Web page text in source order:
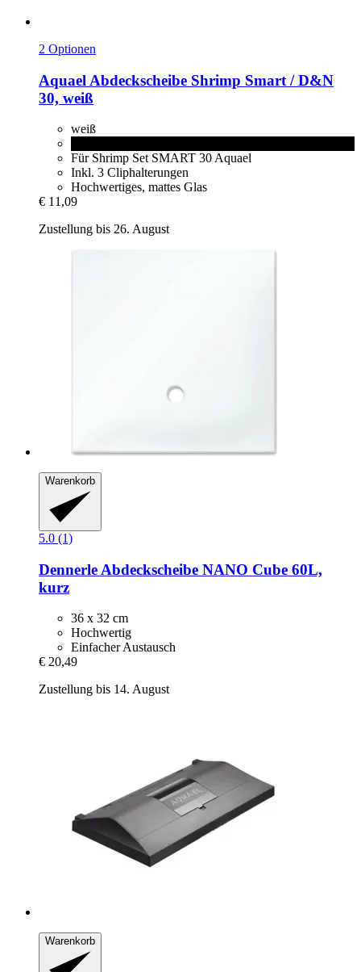
2 Optionen
Aquael Abdeckscheibe Shrimp Smart / D&N
30, weiß
weiß
Für Shrimp Set SMART 30 Aquael
Inkl. 3 Cliphalterungen
Hochwertiges, mattes Glas
€ 11,09
Zustellung bis 26. August
Warenkorb
5.0 (1)
Dennerle Abdeckscheibe NANO Cube 60L,
kurz
36 x 32 cm
Hochwertig
Einfacher Austausch
€ 20,49
Zustellung bis 14. August
Warenkorb